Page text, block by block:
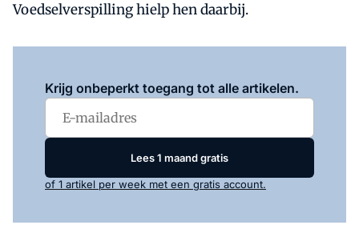
Voedselverspilling hielp hen daarbij.
Krijg onbeperkt toegang tot alle artikelen.
Lees 1 maand gratis
of 1 artikel per week met een gratis account.